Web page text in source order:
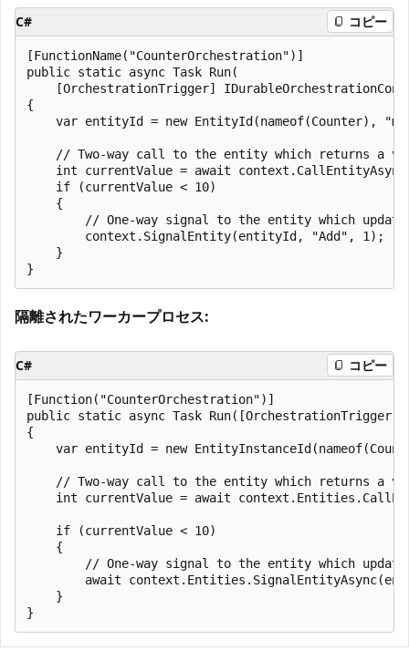
C# コピー
[FunctionName("CounterOrchestration")]
public static async Task Run(
[OrchestrationTrigger]
{
var entityId = new EntityId(nameof(Counter),
// Two-way call to the entity which returns a
int currentValue = await
    if (currentValue < 10)
    {
// One-way signal to the entity which
        context.SignalEntity(entityId, "Add", 1);
    }
隔離されたワーカープロセス:
C# コピー
[Function("CounterOrchestration")]
public static async Task Run([OrchestrationTrigger]
{
var entityId = new
// Two-way call to the entity which returns a
int currentValue = await
    if (currentValue < 10)
    {
// One-way signal to the entity which
await
    }